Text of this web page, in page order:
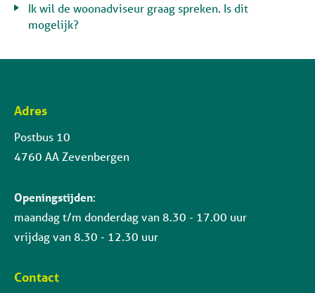
Ik wil de woonadviseur graag spreken. Is dit
mogelijk?
Contactinformatie
Adres
Postbus 10
4760 AA Zevenbergen
Openingstijden:
maandag t/m donderdag van 8.30 - 17.00 uur
vrijdag van 8.30 - 12.30 uur
Contact